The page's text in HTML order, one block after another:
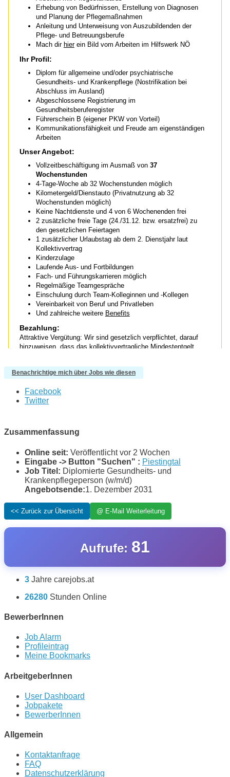
Benachrichtige mich über Jobs wie diesen
Facebook
Twitter
Zusammenfassung
Online seit: Veröffentlicht vor 2 Wochen
Eingabe -> Button "Suchen" : Piestingtal
Job Titel: Diplomierte Gesundheits- und
Krankenpflegeperson (w/m/d)
Angebotsende:1. Dezember 2031
Aufrufe: 81
3 Jahre carejobs.at
26280 Stunden Online
BewerberInnen
Job Alarm
Profileintrag
Meine Bookmarks
ArbeitgeberInnen
User Dashboard
Jobpakete
BewerberInnen
Allgemein
Kontaktanfrage
FAQ
Datenschutzerklärung